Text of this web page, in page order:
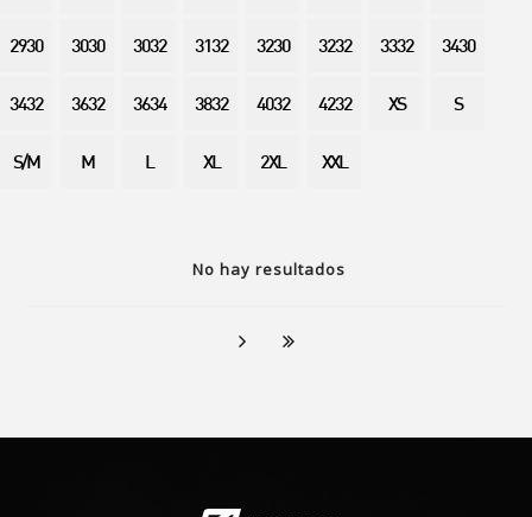
No hay resultados
2930 3030 3032 3132 3230 3232 3332 3430
3432 3632 3634 3832 4032 4232 XS S
S/M M L XL 2XL XXL